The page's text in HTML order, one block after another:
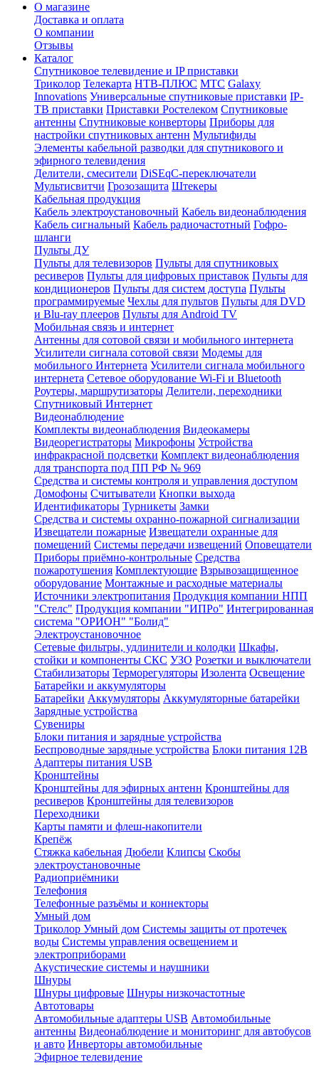
О магазине
Доставка и оплата
О компании
Отзывы
Каталог
Спутниковое телевидение и IP приставки
Триколор Телекарта НТВ-ПЛЮС МТС Galaxy
Innovations Универсальные спутниковые приставки IP-
ТВ приставки Приставки Ростелеком Спутниковые
антенны Спутниковые конверторы Приборы для
настройки спутниковых антенн Мультифиды
Элементы кабельной разводки для спутникового и
эфирного телевидения
Делители, смесители DiSEqC-переключатели
Мультисвитчи Грозозащита Штекеры
Кабельная продукция
Кабель электроустановочный Кабель видеонаблюдения
Кабель сигнальный Кабель радиочастотный Гофро-
шланги
Пульты ДУ
Пульты для телевизоров Пульты для спутниковых
ресиверов Пульты для цифровых приставок Пульты для
кондиционеров Пульты для систем доступа Пульты
программируемые Чехлы для пультов Пульты для DVD
и Blu-ray плееров Пульты для Android TV
Мобильная связь и интернет
Антенны для сотовой связи и мобильного интернета
Усилители сигнала сотовой связи Модемы для
мобильного Интернета Усилители сигнала мобильного
интернета Сетевое оборудование Wi-Fi и Bluetooth
Роутеры, маршрутизаторы Делители, переходники
Спутниковый Интернет
Видеонаблюдение
Комплекты видеонаблюдения Видеокамеры
Видеорегистраторы Микрофоны Устройства
инфракрасной подсветки Комплект видеонаблюдения
для транспорта под ПП РФ № 969
Средства и системы контроля и управления доступом
Домофоны Считыватели Кнопки выхода
Идентификаторы Турникеты Замки
Средства и системы охранно-пожарной сигнализации
Извещатели пожарные Извещатели охранные для
помещений Системы передачи извещений Оповещатели
Приборы приёмно-контрольные Средства
пожаротушения Комплектующие Взрывозащищенное
оборудование Монтажные и расходные материалы
Источники электропитания Продукция компании НПП
"Стелс" Продукция компании "ИПРо" Интегрированная
система "ОРИОН" "Болид"
Электроустановочное
Сетевые фильтры, удлинители и колодки Шкафы,
стойки и компоненты СКС УЗО Розетки и выключатели
Стабилизаторы Терморегуляторы Изолента Освещение
Батарейки и аккумуляторы
Батарейки Аккумуляторы Аккумуляторные батарейки
Зарядные устройства
Сувениры
Блоки питания и зарядные устройства
Беспроводные зарядные устройства Блоки питания 12В
Адаптеры питания USB
Кронштейны
Кронштейны для эфирных антенн Кронштейны для
ресиверов Кронштейны для телевизоров
Переходники
Карты памяти и флеш-накопители
Крепёж
Стяжка кабельная Дюбели Клипсы Скобы
электроустановочные
Радиоприёмники
Телефония
Телефонные разъёмы и коннекторы
Умный дом
Триколор Умный дом Системы защиты от протечек
воды Системы управления освещением и
электроприборами
Акустические системы и наушники
Шнуры
Шнуры цифровые Шнуры низкочастотные
Автотовары
Автомобильные адаптеры USB Автомобильные
антенны Видеонаблюдение и мониторинг для автобусов
и авто Инверторы автомобильные
Эфирное телевидение